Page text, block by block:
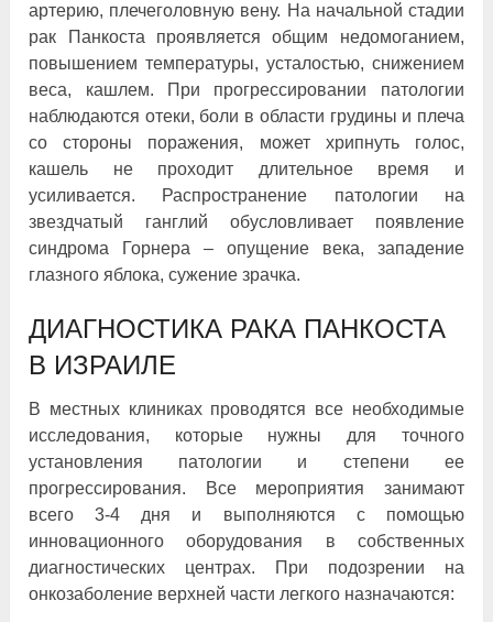
артерию, плечеголовную вену. На начальной стадии
рак Панкоста проявляется общим недомоганием,
повышением температуры, усталостью, снижением
веса, кашлем. При прогрессировании патологии
наблюдаются отеки, боли в области грудины и плеча
со стороны поражения, может хрипнуть голос,
кашель не проходит длительное время и
усиливается. Распространение патологии на
звездчатый ганглий обусловливает появление
синдрома Горнера – опущение века, западение
глазного яблока, сужение зрачка.
ДИАГНОСТИКА РАКА ПАНКОСТА
В ИЗРАИЛЕ
В местных клиниках проводятся все необходимые
исследования, которые нужны для точного
установления патологии и степени ее
прогрессирования. Все мероприятия занимают
всего 3-4 дня и выполняются с помощью
инновационного оборудования в собственных
диагностических центрах. При подозрении на
онкозаболение верхней части легкого назначаются: